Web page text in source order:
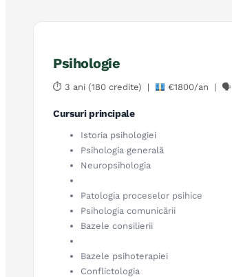
Psihologie
⏱ 3 ani (180 credite) | €1800/an | 🗣
Cursuri principale
Istoria psihologiei
Psihologia generală
Neuropsihologia
Patologia proceselor psihice
Psihologia comunicării
Bazele consilierii
Bazele psihoterapiei
Conflictologia